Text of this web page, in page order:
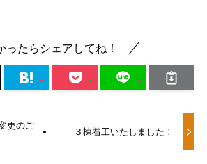
ったらシェアしてね！
更のご
３棟着工いたしました！